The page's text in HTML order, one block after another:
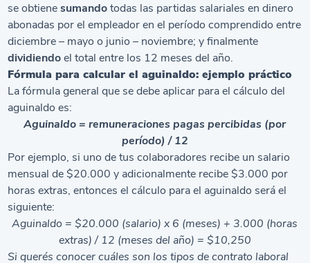
se obtienesumandotodas las partidas salariales en dinero
abonadas por el empleador en el período comprendido entre
diciembre – mayo o junio – noviembre; y finalmente
dividiendoel total entre los 12 meses del año.
Fórmula para calcular el aguinaldo: ejemplo práctico
La fórmula general que se debe aplicar para el cálculo del
aguinaldo es:
Aguinaldo = remuneraciones pagas percibidas (por
período) / 12
Por ejemplo, si uno de tus colaboradores recibe un salario
mensual de $20.000 y adicionalmente recibe $3.000 por
horas extras, entonces el cálculo para el aguinaldo será el
siguiente:
Aguinaldo = $20.000 (salario) x 6 (meses) + 3.000 (horas
extras) / 12 (meses del año) = $10,250
Si querés conocer cuáles son lostipos de contrato laboral